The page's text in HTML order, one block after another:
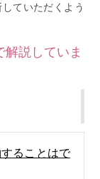
ていただくよう
説していま
ることはで